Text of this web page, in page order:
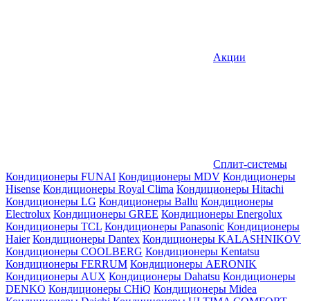
Акции
Сплит-системы
Кондиционеры FUNAI Кондиционеры MDV Кондиционеры
Hisense Кондиционеры Royal Clima Кондиционеры Hitachi
Кондиционеры LG Кондиционеры Ballu Кондиционеры
Electrolux Кондиционеры GREE Кондиционеры Energolux
Кондиционеры TCL Кондиционеры Panasonic Кондиционеры
Haier Кондиционеры Dantex Кондиционеры KALASHNIKOV
Кондиционеры СOOLBERG Кондиционеры Kentatsu
Кондиционеры FERRUM Кондиционеры AERONIK
Кондиционеры AUX Кондиционеры Dahatsu Кондиционеры
DENKO Кондиционеры CHiQ Кондиционеры Midea